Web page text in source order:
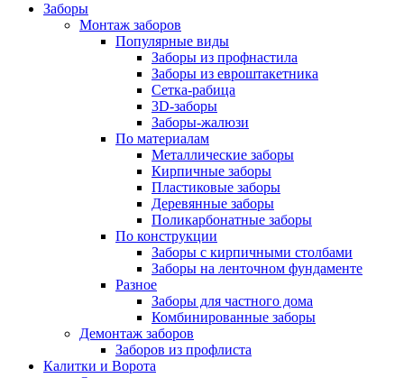
Заборы
Монтаж заборов
Популярные виды
Заборы из профнастила
Заборы из евроштакетника
Сетка-рабица
3D-заборы
Заборы-жалюзи
По материалам
Металлические заборы
Кирпичные заборы
Пластиковые заборы
Деревянные заборы
Поликарбонатные заборы
По конструкции
Заборы с кирпичными столбами
Заборы на ленточном фундаменте
Разное
Заборы для частного дома
Комбинированные заборы
Демонтаж заборов
Заборов из профлиста
Калитки и Ворота